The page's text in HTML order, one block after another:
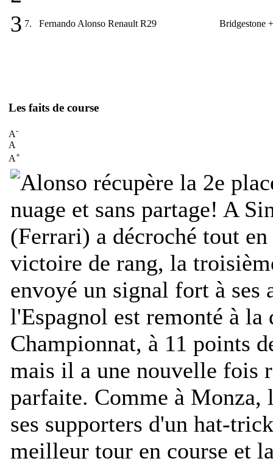
3 7. Fernando Alonso Renault R29 Bridgestone
Les faits de course
A-
A
A+
nuage et sans partage! A
(Ferrari) a décroché tout
victoire de rang, la
envoyé un signal fort à ses
l'Espagnol est remonté à la
Championnat, à 11 points
mais il a une nouvelle fois
parfaite. Comme à
ses supporters d'un hat-
meilleur tour en course et